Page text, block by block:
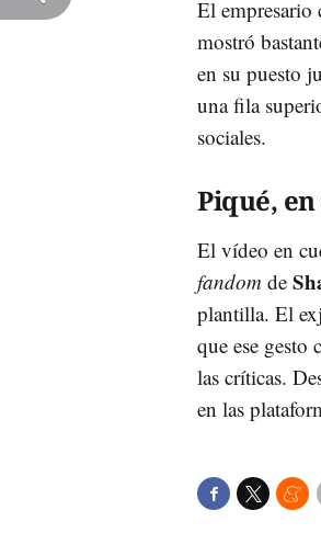
El empresario
mostró
en su puesto
una fila
sociales.
Piqué,
El vídeo en
fandom de
plantilla. El
que ese gesto
las críticas.
en las